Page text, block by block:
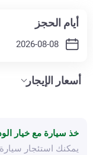
أيام الحجز
أسعار الإيجار
خذ سيارة مع خيار
يمكنك استئجار